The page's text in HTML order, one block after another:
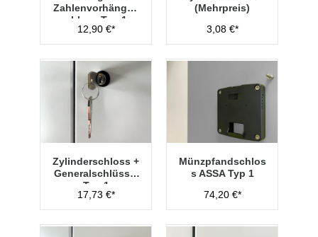
Zahlenvorhänges
chloss Typ 1
12,90 €*
(Mehrpreis)
3,08 €*
Zylinderschloss +
Generalschlüssel
Typ 1
17,73 €*
Münzpfandschlos
s ASSA Typ 1
74,20 €*